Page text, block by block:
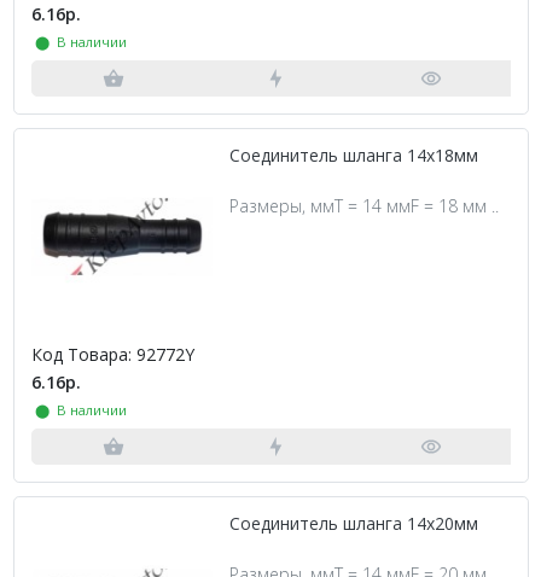
6.16р.
⬤ В наличии
Соединитель шланга 14х18мм
Размеры, ммT = 14 ммF = 18 мм ..
Код Товара: 92772Y
6.16р.
⬤ В наличии
Соединитель шланга 14х20мм